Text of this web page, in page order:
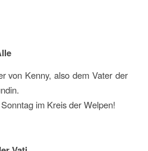
von Kenny, also dem Vater der
im Kreis der Welpen!